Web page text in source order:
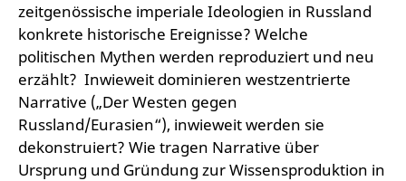
zeitgenössische imperiale Ideologien in Russland
konkrete historische Ereignisse? Welche
politischen Mythen werden reproduziert und neu
erzählt? Inwieweit dominieren westzentrierte
Narrative („Der Westen gegen
Russland/Eurasien“), inwieweit werden sie
dekonstruiert? Wie tragen Narrative über
Ursprung und Gründung zur Wissensproduktion in